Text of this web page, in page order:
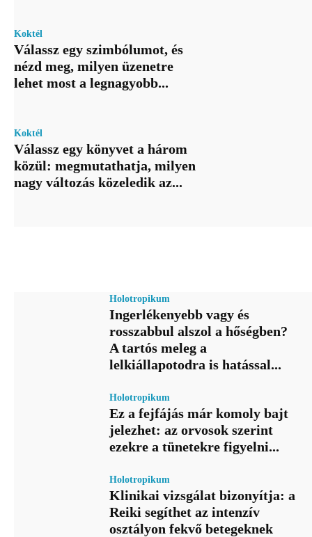
Koktél
Válassz egy szimbólumot, és
nézd meg, milyen üzenetre
lehet most a legnagyobb...
Koktél
Válassz egy könyvet a három
közül: megmutathatja, milyen
nagy változás közeledik az...
Holotropikum
Ingerlékenyebb vagy és
rosszabbul alszol a hőségben?
A tartós meleg a
lelkiállapotodra is hatással...
Holotropikum
Ez a fejfájás már komoly bajt
jelezhet: az orvosok szerint
ezekre a tünetekre figyelni...
Holotropikum
Klinikai vizsgálat bizonyítja: a
Reiki segíthet az intenzív
osztályon fekvő betegeknek